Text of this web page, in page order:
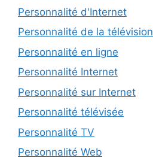
Personnalité d'Internet
Personnalité de la télévision
Personnalité en ligne
Personnalité Internet
Personnalité sur Internet
Personnalité télévisée
Personnalité TV
Personnalité Web